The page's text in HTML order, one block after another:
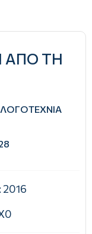
ΑΠΟ ΤΗ
2016